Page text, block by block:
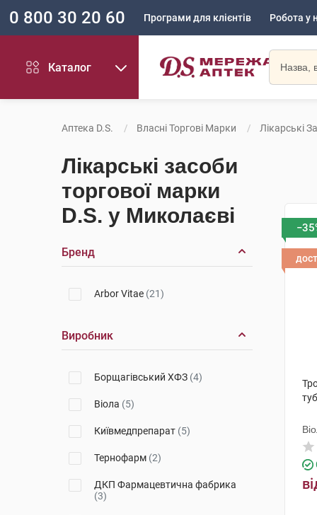
0 800 30 20 60 Програми для клієнтів Робота у
Каталог
Аптека D.S. Власні Торгові Марки Лікарські
Лікарські засоби
торгової марки
D.S. у Миколаєві
Бренд
Arbor Vitae (21)
Виробник
Борщагівський ХФЗ (4)
Віола (5)
Київмедпрепарат (5)
Тернофарм (2)
ДКП Фармацевтична фабрика
(3)